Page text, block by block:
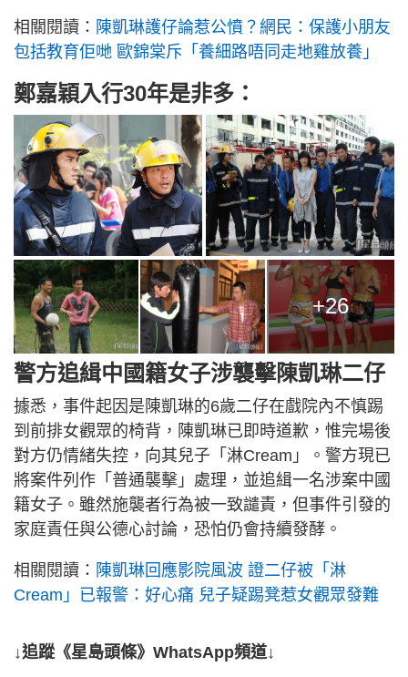
相關閱讀： 陳凱琳護仔論惹公憤？網民：保護小朋友
包括教育佢哋 歐錦棠斥「養細路唔同走地雞放養」
鄭嘉穎入行30年是非多：
+26
警方追緝中國籍女子涉襲擊陳凱琳二仔
據悉，事件起因是陳凱琳的6歲二仔在戲院內不慎踢
到前排女觀眾的椅背，陳凱琳已即時道歉，惟完場後
對方仍情緒失控，向其兒子「淋Cream」。警方現已
將案件列作「普通襲擊」處理，並追緝一名涉案中國
籍女子。雖然施襲者行為被一致譴責，但事件引發的
家庭責任與公德心討論，恐怕仍會持續發酵。
相關閱讀： 陳凱琳回應影院風波 證二仔被「淋
Cream」已報警：好心痛 兒子疑踢凳惹女觀眾發難
↓追蹤《星島頭條》WhatsApp頻道↓